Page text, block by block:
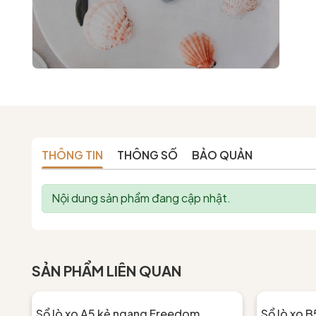
THÔNG TIN THÔNG SỐ BẢO QUẢN
Nội dung sản phẩm đang cập nhật.
SẢN PHẨM LIÊN QUAN